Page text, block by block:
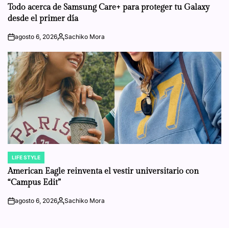
IN
Todo acerca de Samsung Care+ para proteger tu Galaxy
desde el primer día
onagosto 6, 2026Posted
Sachiko Mora
POSTED
IN
LIFE STYLE
American Eagle reinventa el vestir universitario con
“Campus Edit”
onagosto 6, 2026Posted
Sachiko Mora